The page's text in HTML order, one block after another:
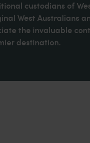
custodians of
West Australians
the invaluable
destination.